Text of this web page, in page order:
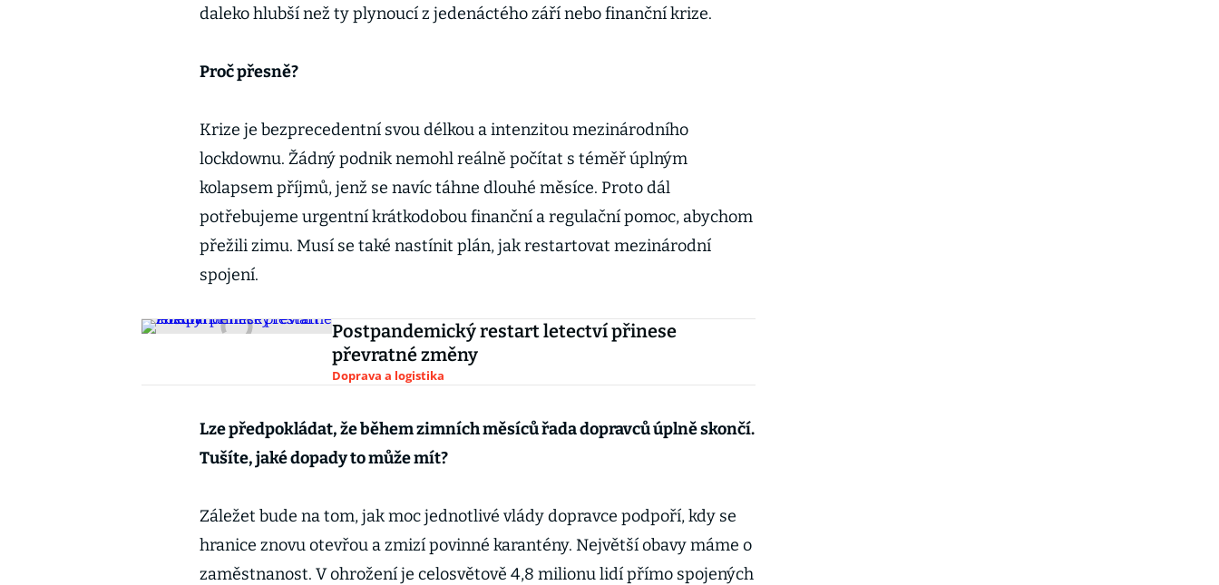
daleko hlubší než ty plynoucí z jedenáctého září nebo finanční krize.
Proč přesně?
Krize je bezprecedentní svou délkou a intenzitou mezinárodního
lockdownu. Žádný podnik nemohl reálně počítat s téměř úplným
kolapsem příjmů, jenž se navíc táhne dlouhé měsíce. Proto dál
potřebujeme urgentní krátkodobou finanční a regulační pomoc, abychom
přežili zimu. Musí se také nastínit plán, jak restartovat mezinárodní
spojení.
Postpandemický restart letectví přinese
převratné změny
Doprava a logistika
Lze předpokládat, že během zimních měsíců řada dopravců úplně skončí.
Tušíte, jaké dopady to může mít?
Záležet bude na tom, jak moc jednotlivé vlády dopravce podpoří, kdy se
hranice znovu otevřou a zmizí povinné karantény. Největší obavy máme o
zaměstnanost. V ohrožení je celosvětově 4,8 milionu lidí přímo spojených